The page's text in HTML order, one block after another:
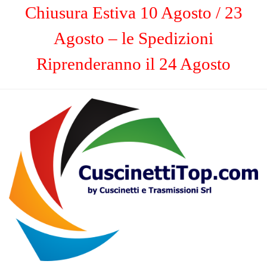
Chiusura Estiva 10 Agosto / 23
Agosto – le Spedizioni
Riprenderanno il 24 Agosto